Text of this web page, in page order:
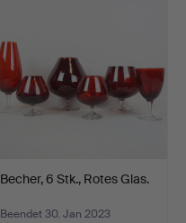
Becher, 6 Stk., Rotes Glas.
Beendet 30. Jan 2023